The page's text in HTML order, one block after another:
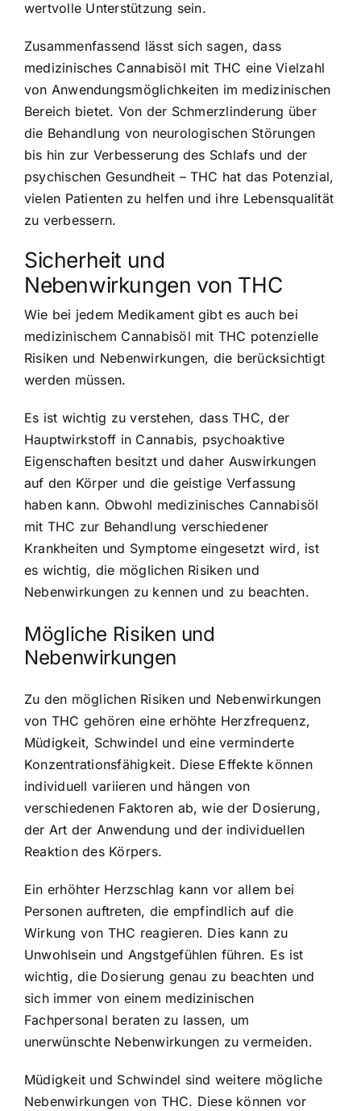
wertvolle Unterstützung sein.
Zusammenfassend lässt sich sagen, dass
medizinisches Cannabisöl mit THC eine Vielzahl
von Anwendungsmöglichkeiten im medizinischen
Bereich bietet. Von der Schmerzlinderung über
die Behandlung von neurologischen Störungen
bis hin zur Verbesserung des Schlafs und der
psychischen Gesundheit – THC hat das Potenzial,
vielen Patienten zu helfen und ihre Lebensqualität
zu verbessern.
Sicherheit und
Nebenwirkungen von THC
Wie bei jedem Medikament gibt es auch bei
medizinischem Cannabisöl mit THC potenzielle
Risiken und Nebenwirkungen, die berücksichtigt
werden müssen.
Es ist wichtig zu verstehen, dass THC, der
Hauptwirkstoff in Cannabis, psychoaktive
Eigenschaften besitzt und daher Auswirkungen
auf den Körper und die geistige Verfassung
haben kann. Obwohl medizinisches Cannabisöl
mit THC zur Behandlung verschiedener
Krankheiten und Symptome eingesetzt wird, ist
es wichtig, die möglichen Risiken und
Nebenwirkungen zu kennen und zu beachten.
Mögliche Risiken und
Nebenwirkungen
Zu den möglichen Risiken und Nebenwirkungen
von THC gehören eine erhöhte Herzfrequenz,
Müdigkeit, Schwindel und eine verminderte
Konzentrationsfähigkeit. Diese Effekte können
individuell variieren und hängen von
verschiedenen Faktoren ab, wie der Dosierung,
der Art der Anwendung und der individuellen
Reaktion des Körpers.
Ein erhöhter Herzschlag kann vor allem bei
Personen auftreten, die empfindlich auf die
Wirkung von THC reagieren. Dies kann zu
Unwohlsein und Angstgefühlen führen. Es ist
wichtig, die Dosierung genau zu beachten und
sich immer von einem medizinischen
Fachpersonal beraten zu lassen, um
unerwünschte Nebenwirkungen zu vermeiden.
Müdigkeit und Schwindel sind weitere mögliche
Nebenwirkungen von THC. Diese können vor